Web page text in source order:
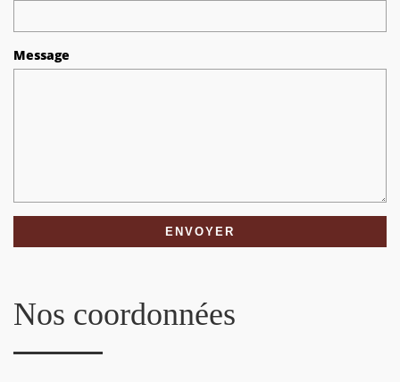
Message
Nos coordonnées